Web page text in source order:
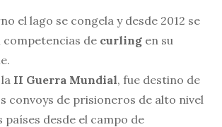
el lago se congela y desde 2012 se
competencias de curling en su
II Guerra Mundial, fue destino de
convoys de prisioneros de alto nivel
países desde el campo de